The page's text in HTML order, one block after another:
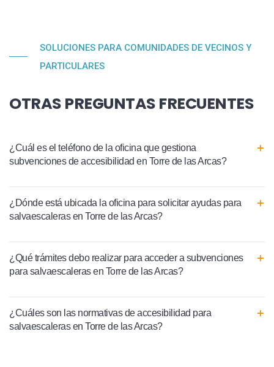
SOLUCIONES PARA COMUNIDADES DE VECINOS Y
PARTICULARES
OTRAS PREGUNTAS FRECUENTES
¿Cuál es el teléfono de la oficina que gestiona
subvenciones de accesibilidad en Torre de las Arcas?
¿Dónde está ubicada la oficina para solicitar ayudas para
salvaescaleras en Torre de las Arcas?
¿Qué trámites debo realizar para acceder a subvenciones
para salvaescaleras en Torre de las Arcas?
¿Cuáles son las normativas de accesibilidad para
salvaescaleras en Torre de las Arcas?